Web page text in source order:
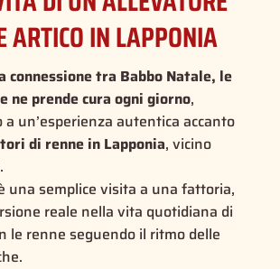
ARTICO IN LAPPONIA
connessione tra Babbo Natale, le
ne prende cura ogni giorno,
a un’esperienza autentica accanto
di renne in Lapponia, vicino
.
una semplice visita a una fattoria,
reale nella vita quotidiana di
le renne seguendo il ritmo delle